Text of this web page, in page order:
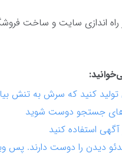
راه اندازی سایت و ساخت
تولید کنید که سرش به تنش
جستجو دوست شوید
آگهی استفاده کنید
دیدن را دوست دارند. پس